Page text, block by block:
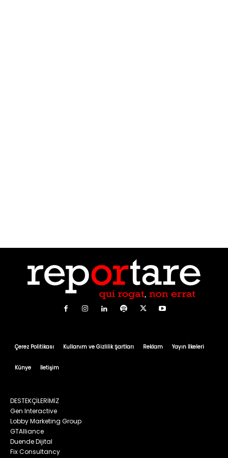
Çerez Politikası Kullanım ve Gizlilik Şartları Reklam Yayın İlkeleri
Künye İletişim
DESTEKÇİLERİMİZ
Gen Interactive
Lobby Marketing Group
GTAlliance
Duende Dijital
Fix Consultancy